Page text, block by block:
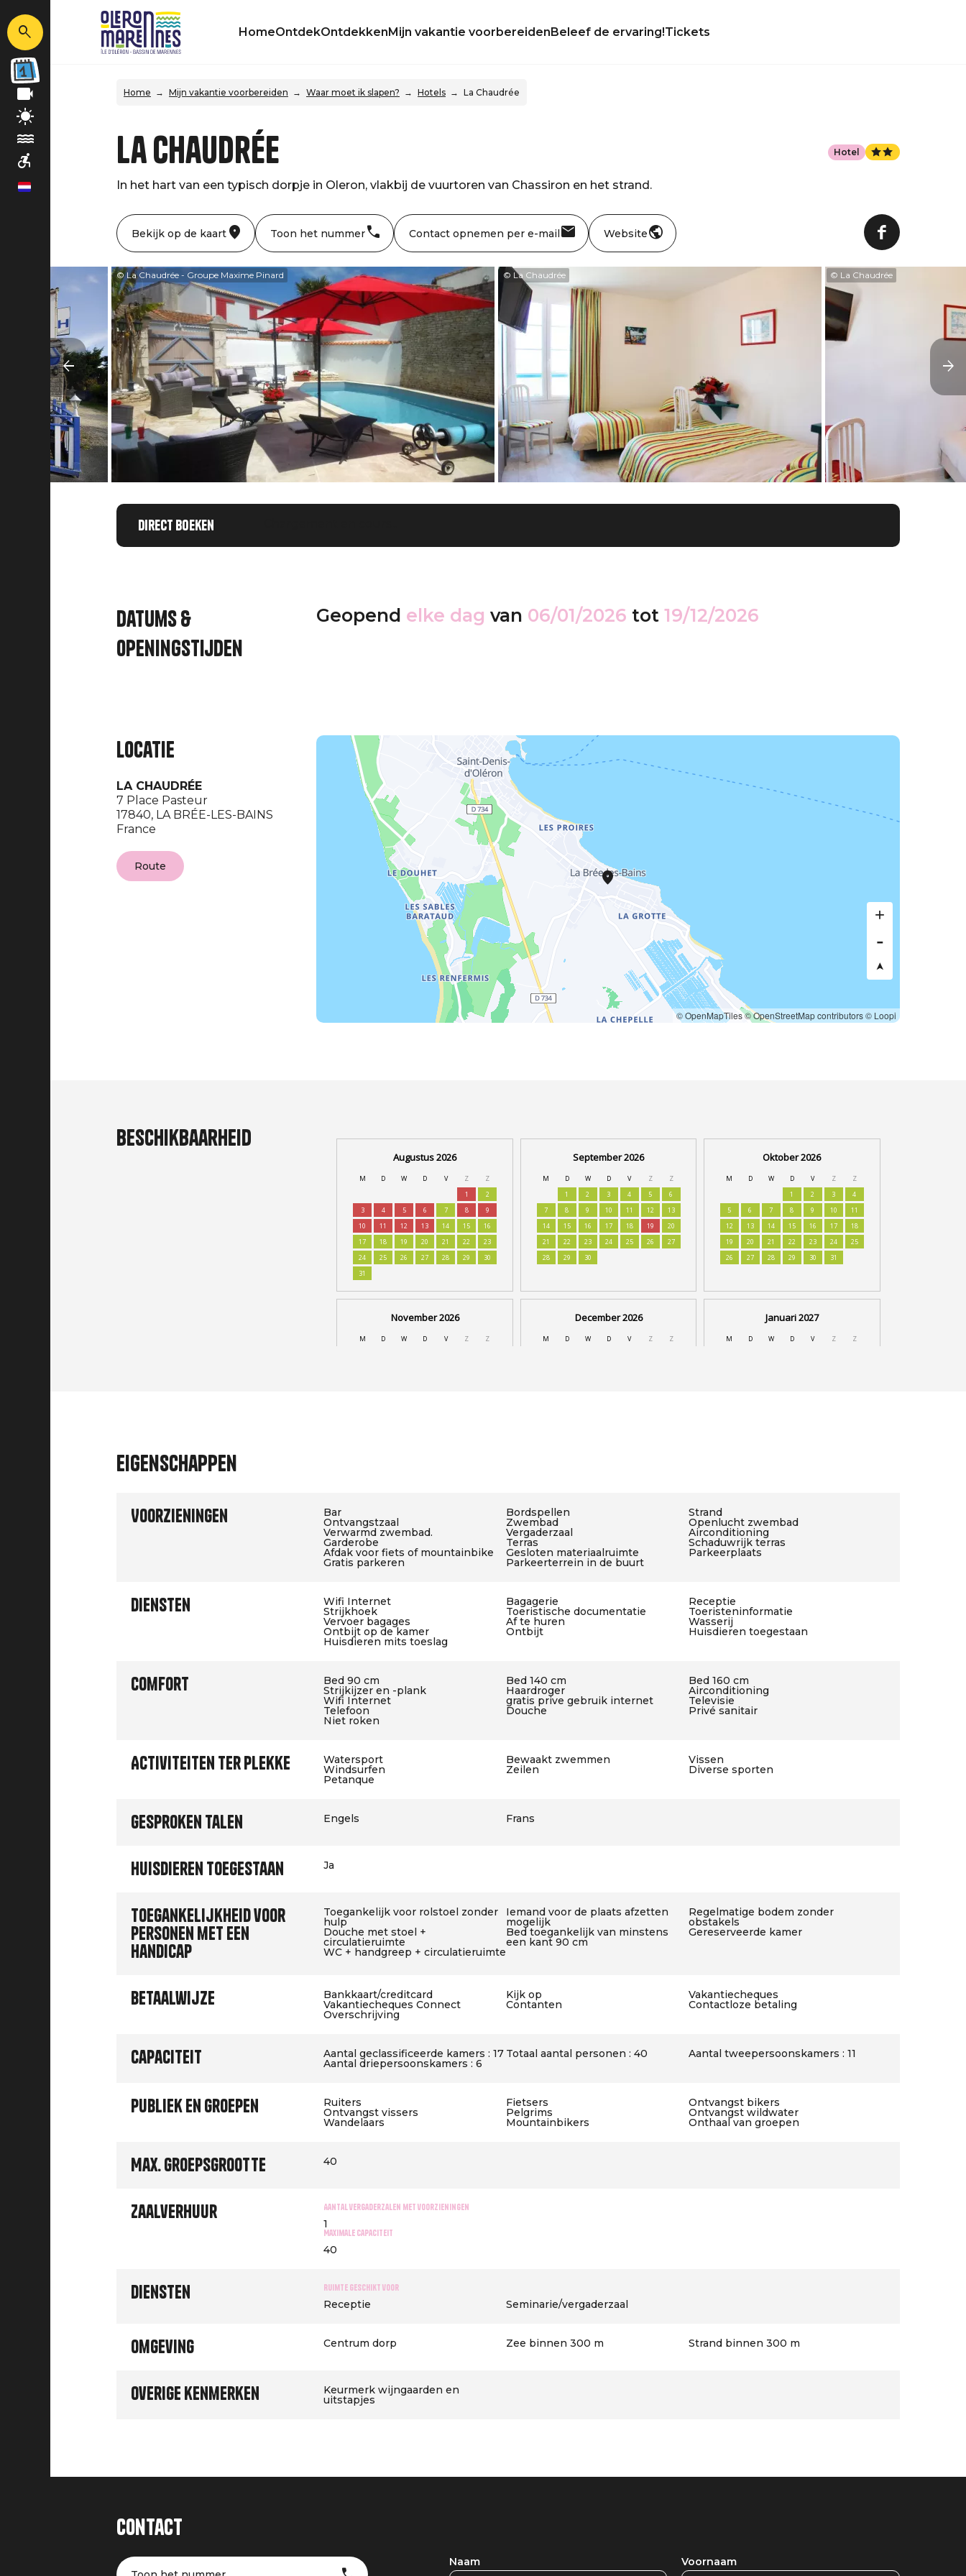
nl
HomeOntdekOntdekkenMijn vakantie voorbereidenBeleef de ervaring!Tickets
Home Mijn vakantie voorbereiden Waar moet ik slapen? Hotels La Chaudrée
La Chaudrée
In het hart van een typisch dorpje in Oleron, vlakbij de vuurtoren van Chassiron en het strand.
Hotel
Bekijk op de kaart Toon het nummer Contact opnemen per e-mail Website
© La Chaudrée - Groupe Maxime Pinard © La Chaudrée © La Chaudrée
Direct boeken
Datums &
openingstijden
Geopend elke dag van 06/01/2026 tot 19/12/2026
Locatie
LA CHAUDRÉE
7 Place Pasteur
17840, LA BRÉE-LES-BAINS
France
Route
© OpenMapTiles© OpenStreetMap contributors© Loopi
Beschikbaarheid
Eigenschappen
Voorzieningen Bar Bordspellen Strand
Ontvangstzaal Zwembad Openlucht zwembad
Verwarmd zwembad. Vergaderzaal Airconditioning
Garderobe Terras Schaduwrijk terras
Afdak voor fiets of mountainbike Gesloten materiaalruimte Parkeerplaats
Gratis parkeren Parkeerterrein in de buurt
Diensten Wifi Internet Bagagerie Receptie
Strijkhoek Toeristische documentatie Toeristeninformatie
Vervoer bagages Af te huren Wasserij
Ontbijt op de kamer Ontbijt Huisdieren toegestaan
Huisdieren mits toeslag
Comfort Bed 90 cm Bed 140 cm Bed 160 cm
Strijkijzer en -plank Haardroger Airconditioning
Wifi Internet gratis prive gebruik internet Televisie
Telefoon Douche Privé sanitair
Niet roken
Activiteiten ter plekke Watersport Bewaakt zwemmen Vissen
Windsurfen Zeilen Diverse sporten
Petanque
Gesproken talen Engels Frans
Huisdieren toegestaan Ja
Toegankelijkheid voor
personen met een
handicap
Toegankelijk voor rolstoel zonder
hulp
Iemand voor de plaats afzetten
mogelijk
Regelmatige bodem zonder
obstakels
Douche met stoel +
circulatieruimte
Bed toegankelijk van minstens
een kant 90 cm
Gereserveerde kamer
WC + handgreep + circulatieruimte
Betaalwijze Bankkaart/creditcard Kijk op Vakantiecheques
Vakantiecheques Connect Contanten Contactloze betaling
Overschrijving
Capaciteit Aantal geclassificeerde kamers : 17 Totaal aantal personen : 40 Aantal tweepersoonskamers : 11
Aantal driepersoonskamers : 6
Publiek en groepen Ruiters Fietsers Ontvangst bikers
Ontvangst vissers Pelgrims Ontvangst wildwater
Wandelaars Mountainbikers Onthaal van groepen
Max. groepsgrootte 40
Zaalverhuur Aantal vergaderzalen met voorzieningen
1
Maximale capaciteit
40
Diensten Ruimte geschikt voor
Receptie Seminarie/vergaderzaal
Omgeving Centrum dorp Zee binnen 300 m Strand binnen 300 m
Overige kenmerken Keurmerk wijngaarden en
uitstapjes
Contact
Naam Voornaam